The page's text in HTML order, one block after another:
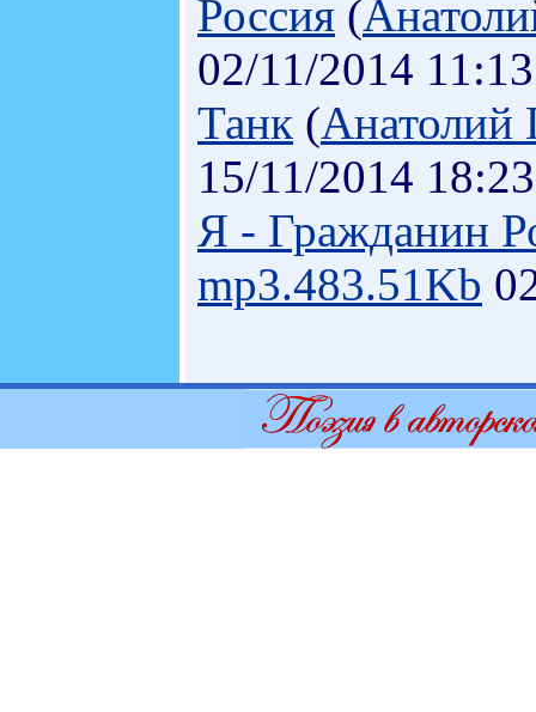
Россия (
02/11/2014 11:13
Танк (Анатолий
15/11/2014 18:23
Я - Гражданин
mp3.483.51Kb